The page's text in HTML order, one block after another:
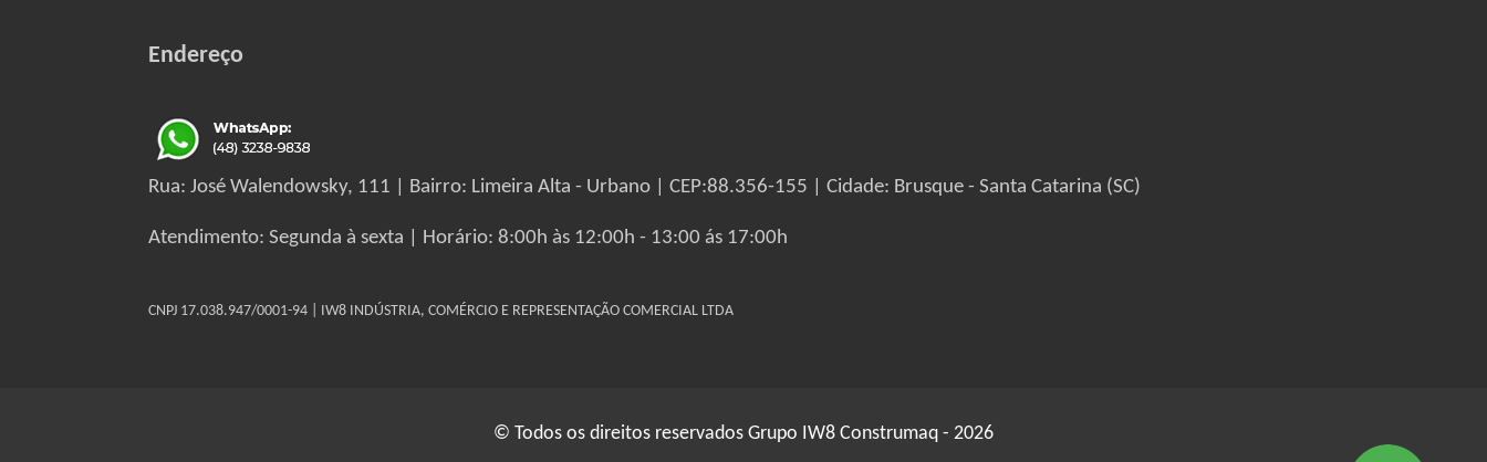
Endereço
Rua: José Walendowsky, 111 | Bairro: Limeira Alta - Urbano | CEP:88.356-155 | Cidade: Brusque - Santa Catarina (SC)
Atendimento: Segunda à sexta | Horário: 8:00h às 12:00h - 13:00 ás 17:00h
CNPJ 17.038.947/0001-94 | IW8 INDÚSTRIA, COMÉRCIO E REPRESENTAÇÃO COMERCIAL LTDA
© Todos os direitos reservados Grupo IW8 Construmaq - 2026